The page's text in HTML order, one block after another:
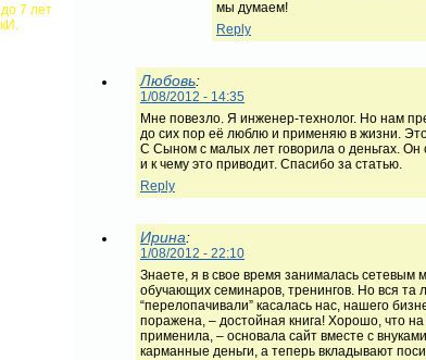
мы думаем!
Reply
Любовь:
1/08/2012 - 14:35
Мне повезло. Я инженер-технолог. Но нам
до сих пор её люблю и применяю в жизни.
С Сыном с малых лет говорила о деньгах. Он
и к чему это приводит. Спасибо за статью.
Reply
Ирина:
1/08/2012 - 22:10
Знаете, я в свое время занималась сетевым
обучающих семинаров, тренингов. Но вся та
“перелопачивали” касалась нас, нашего
поражена, – достойная книга! Хорошо, что
применила, – основала сайт вместе с
карманные деньги, а теперь вкладывают